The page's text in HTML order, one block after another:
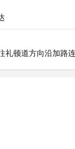
礼顿道方向沿加路